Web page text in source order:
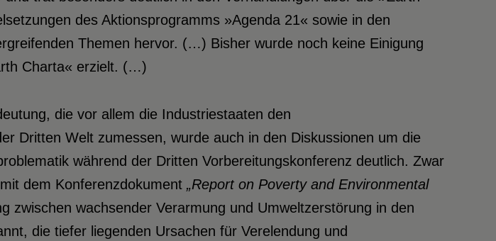
des Aktionsprogramms »Agenda 21« sowie in den
Themen hervor. (…) Bisher wurde noch keine Einigung
Charta« erzielt. (…)
die vor allem die Industriestaaten den
Dritten Welt zumessen, wurde auch in den Diskussionen um die
während der Dritten Vorbereitungskonferenz deutlich. Zwar
dem Konferenzdokument „Report on Poverty and Environmental
zwischen wachsender Verarmung und Umweltzerstörung in den
die tiefer liegenden Ursachen für Verelendung und